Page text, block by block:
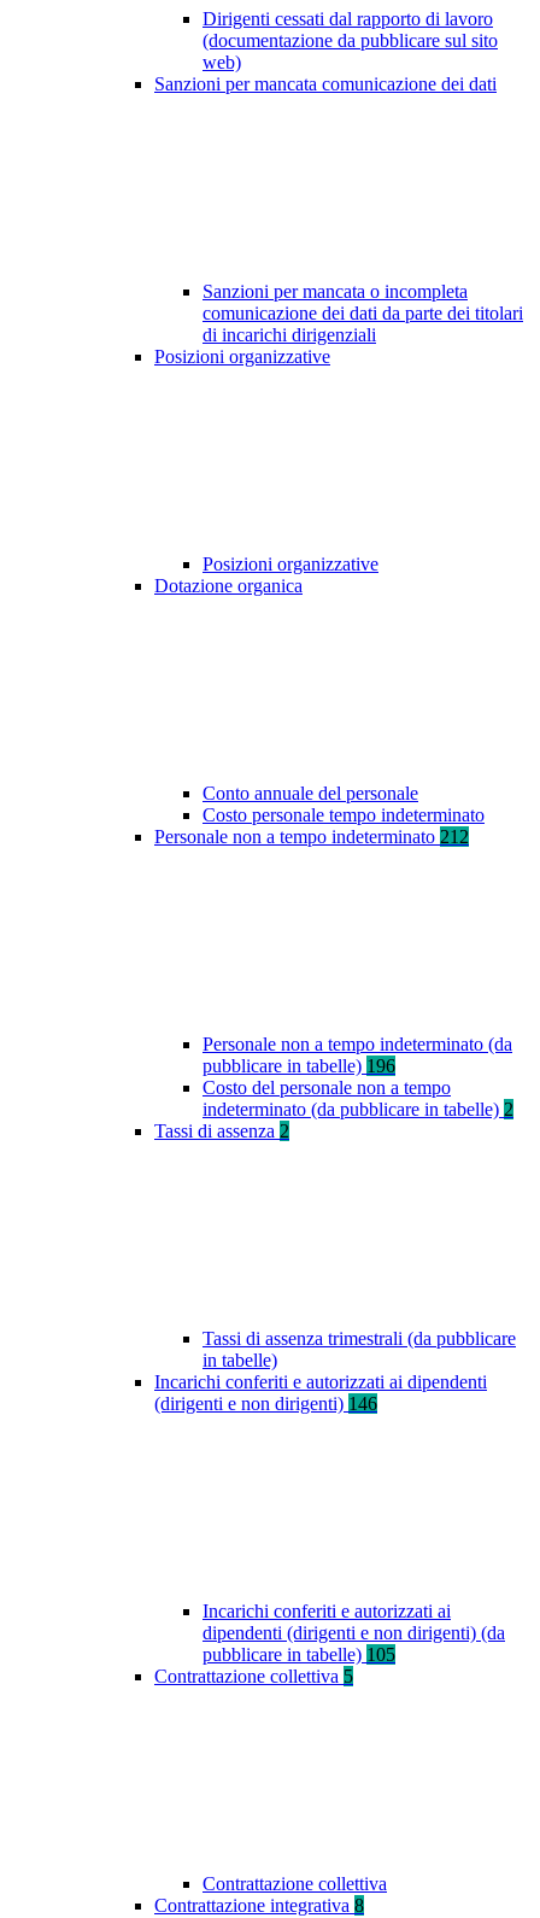
Dirigenti cessati dal rapporto di lavoro
(documentazione da pubblicare sul sito
web)
Sanzioni per mancata comunicazione dei dati
Sanzioni per mancata o incompleta
comunicazione dei dati da parte dei titolari
di incarichi dirigenziali
Posizioni organizzative
Posizioni organizzative
Dotazione organica
Conto annuale del personale
Costo personale tempo indeterminato
Personale non a tempo indeterminato 212
Personale non a tempo indeterminato (da
pubblicare in tabelle) 196
Costo del personale non a tempo
indeterminato (da pubblicare in tabelle) 2
Tassi di assenza 2
Tassi di assenza trimestrali (da pubblicare
in tabelle)
Incarichi conferiti e autorizzati ai dipendenti
(dirigenti e non dirigenti) 146
Incarichi conferiti e autorizzati ai
dipendenti (dirigenti e non dirigenti) (da
pubblicare in tabelle) 105
Contrattazione collettiva 5
Contrattazione collettiva
Contrattazione integrativa 8